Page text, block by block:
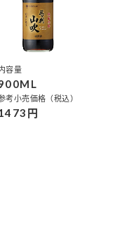
製造所固有記号一覧
容量
考小売価格（税込）
円